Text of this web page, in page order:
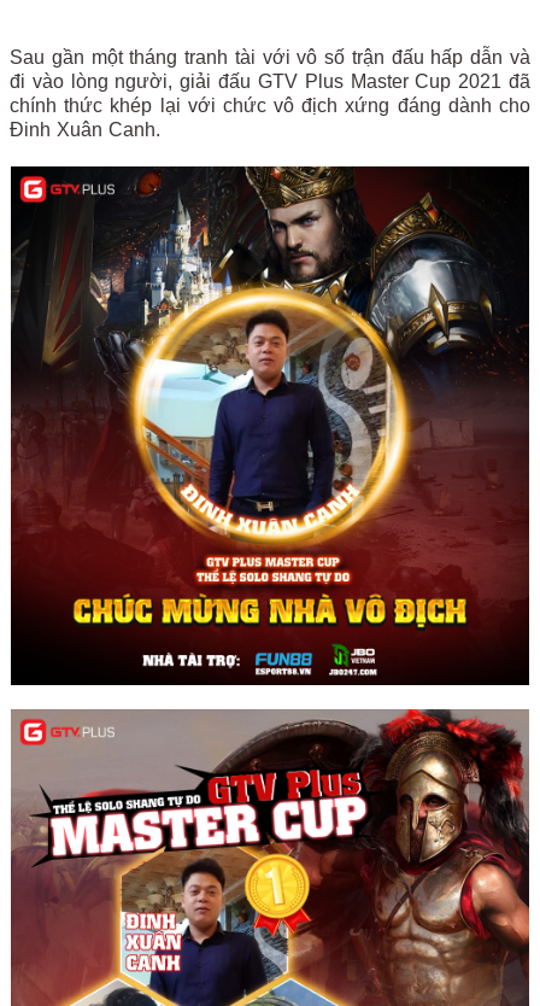
Sau gần một tháng tranh tài với vô số trận đấu hấp dẫn và
đi vào lòng người, giải đấu GTV Plus Master Cup 2021 đã
chính thức khép lại với chức vô địch xứng đáng dành cho
Đinh Xuân Canh.